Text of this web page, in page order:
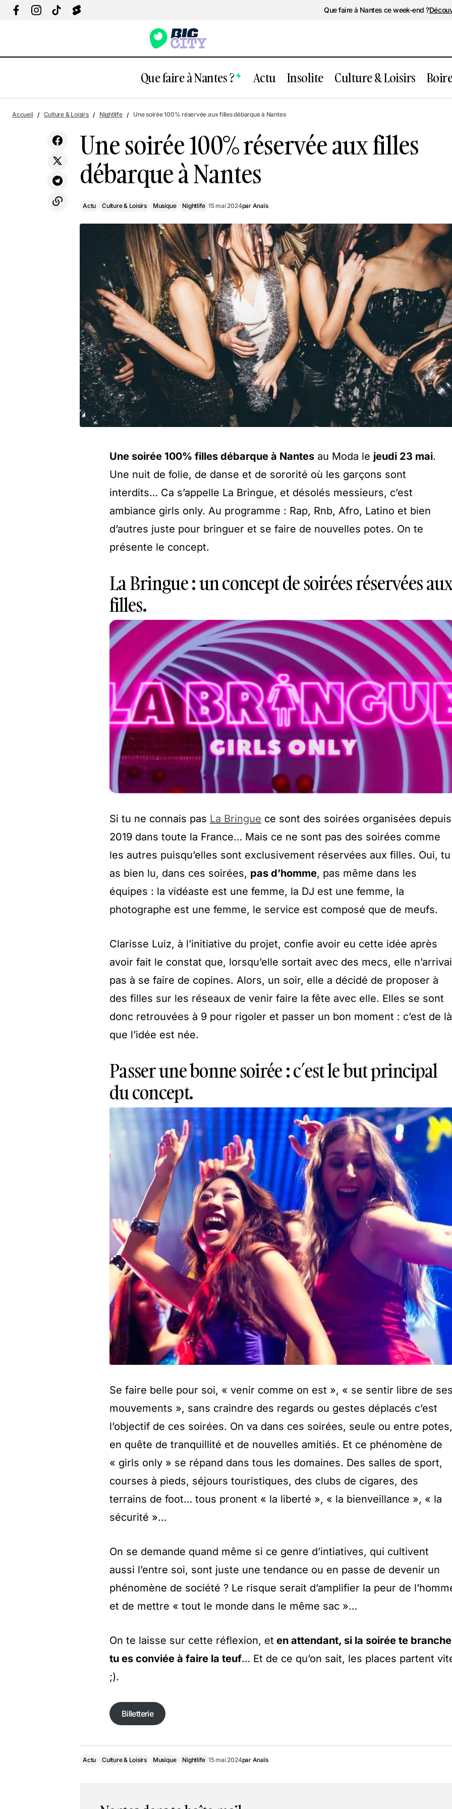
Que faire à Nantes ce week-end ?
Que faire à Nantes ? Actu Insolite Culture & Loisirs
Que Faire à Nantes ce Week-end du jeudi
16 mai au dimanche 19 mai
Actu Culture & Loisirs
Musique
Une soirée 100% réservée aux
Accueil Culture & Loisirs Nightlife Une soirée 100% réservée aux filles débarque à Nantes
Une soirée 100% réservée aux filles
débarque à Nantes
Actu Culture & Loisirs Musique Nightlife 15 mai 2024par Anaïs
Une soirée 100% filles débarque à Nantes au Moda le jeudi 23 mai.
Une nuit de folie, de danse et de sororité où les garçons sont
interdits… Ca s’appelle La Bringue, et désolés messieurs, c’est
ambiance girls only. Au programme : Rap, Rnb, Afro, Latino et bien
d’autres juste pour bringuer et se faire de nouvelles potes. On te
présente le concept.
La Bringue : un concept de soirées réservées
filles.
Si tu ne connais pas La Bringue ce sont des soirées organisées depuis
2019 dans toute la France… Mais ce ne sont pas des soirées comme
les autres puisqu’elles sont exclusivement réservées aux filles. Oui, tu
as bien lu, dans ces soirées, pas d’homme, pas même dans les
équipes : la vidéaste est une femme, la DJ est une femme, la
photographe est une femme, le service est composé que de meufs.
Clarisse Luiz, à l’initiative du projet, confie avoir eu cette idée après
avoir fait le constat que, lorsqu’elle sortait avec des mecs, elle
pas à se faire de copines. Alors, un soir, elle a décidé de proposer à
des filles sur les réseaux de venir faire la fête avec elle. Elles se sont
donc retrouvées à 9 pour rigoler et passer un bon moment : c’est de là
que l’idée est née.
Passer une bonne soirée : c’est le but principal
du concept.
Se faire belle pour soi, « venir comme on est », « se sentir libre de
mouvements », sans craindre des regards ou gestes déplacés c’est
l’objectif de ces soirées. On va dans ces soirées, seule ou entre potes,
en quête de tranquillité et de nouvelles amitiés. Et ce phénomène de
« girls only » se répand dans tous les domaines. Des salles de sport,
courses à pieds, séjours touristiques, des clubs de cigares, des
terrains de foot… tous pronent « la liberté », « la bienveillance », « la
sécurité »…
On se demande quand même si ce genre d’intiatives, qui cultivent
aussi l’entre soi, sont juste une tendance ou en passe de devenir un
phénomène de société ? Le risque serait d’amplifier la peur de
et de mettre « tout le monde dans le même sac »…
On te laisse sur cette réflexion, et en attendant, si la soirée te
tu es conviée à faire la teuf… Et de ce qu’on sait, les places partent
;).
Billetterie
Actu Culture & Loisirs Musique Nightlife 15 mai 2024par Anaïs